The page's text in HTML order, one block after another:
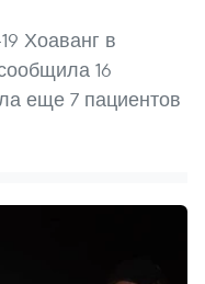
Хоаванг в
16
еще 7 пациентов